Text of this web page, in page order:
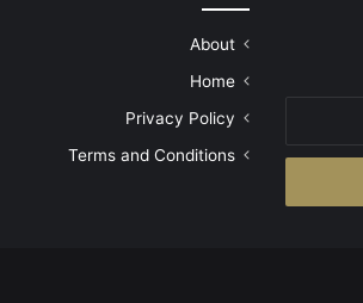
About
Home
Privacy Policy
Terms and Conditions